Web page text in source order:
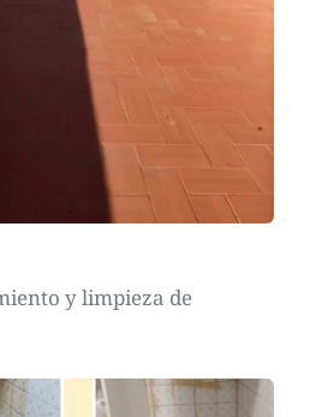
y limpieza de